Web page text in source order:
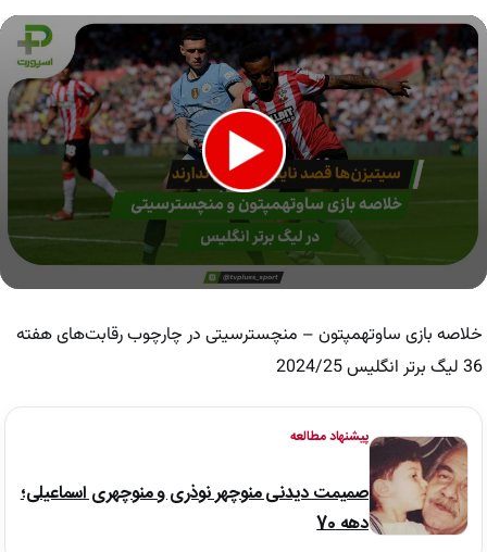
seconds
خلاصه بازی ساوتهمپتون – منچسترسیتی در چارچوب رقابت‌های هفته
36 لیگ برتر انگلیس 2024/25
پیشنهاد مطالعه
صمیمت دیدنی منوچهر نوذری و منوچهری اسماعیلی؛
دهه 70